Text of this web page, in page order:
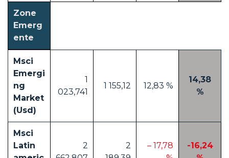
Zone
Emerg
ente
Msci
Emergi
ng
Market
(Usd)
1
023,741
1 155,12 12,83 %
14,38
%
Msci
Latin
2
2
– 17,78
-16,24